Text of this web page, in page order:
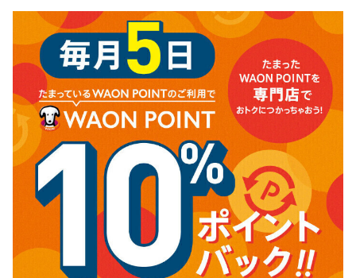
フロア
ショッ
レスト
アクセ
スタッ
電話で